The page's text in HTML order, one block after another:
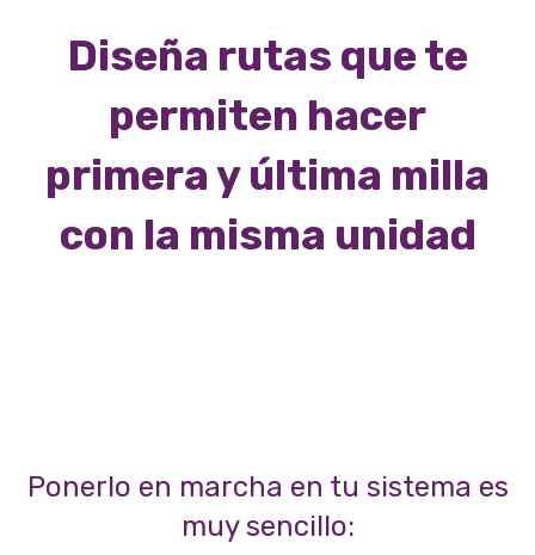
Diseña rutas que te
permiten hacer
primera y última milla
con la misma unidad
Ponerlo en marcha en tu sistema es
muy sencillo: